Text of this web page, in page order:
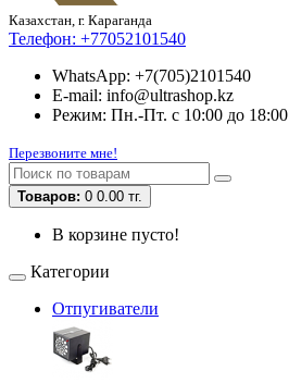
Казахстан, г. Караганда
Телефон: +77052101540
WhatsApp: +7(705)2101540
E-mail: info@ultrashop.kz
Режим: Пн.-Пт. с 10:00 до 18:00
Перезвоните мне!
Товаров: 0 0.00 тг.
В корзине пусто!
Категории
Отпугиватели